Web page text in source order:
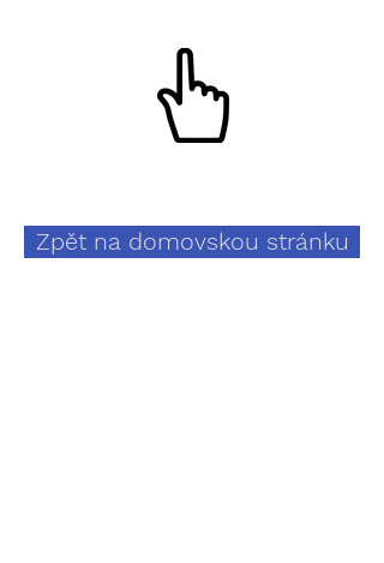
Zpět na domovskou stránku